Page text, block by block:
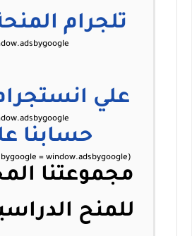
تلجرام
علي
حسابنا
مجموعتنا
للمنح